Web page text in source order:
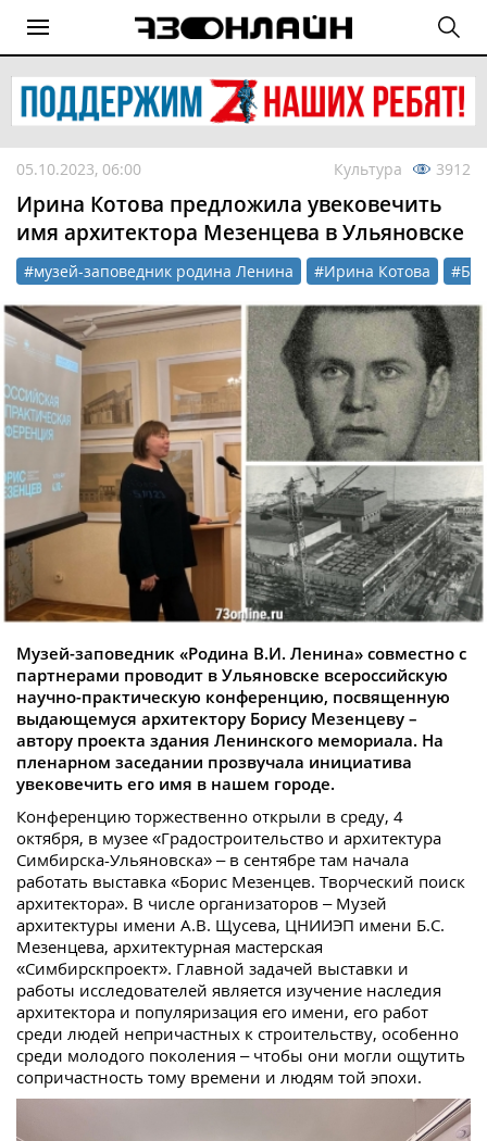
05.10.2023, 06:00 Культура 3912
Ирина Котова предложила увековечить
имя архитектора Мезенцева в Ульяновске
#музей-заповедник родина Ленина #Ирина Котова
Музей-заповедник «Родина В.И. Ленина» совместно с
партнерами проводит в Ульяновске всероссийскую
научно-практическую конференцию, посвященную
выдающемуся архитектору Борису Мезенцеву –
автору проекта здания Ленинского мемориала. На
пленарном заседании прозвучала инициатива
увековечить его имя в нашем городе.
Конференцию торжественно открыли в среду, 4
октября, в музее «Градостроительство и архитектура
Симбирска-Ульяновска» – в сентябре там начала
работать выставка «Борис Мезенцев. Творческий поиск
архитектора». В числе организаторов – Музей
архитектуры имени А.В. Щусева, ЦНИИЭП имени Б.С.
Мезенцева, архитектурная мастерская
«Симбирскпроект». Главной задачей выставки и
работы исследователей является изучение наследия
архитектора и популяризация его имени, его работ
среди людей непричастных к строительству, особенно
среди молодого поколения – чтобы они могли ощутить
сопричастность тому времени и людям той эпохи.